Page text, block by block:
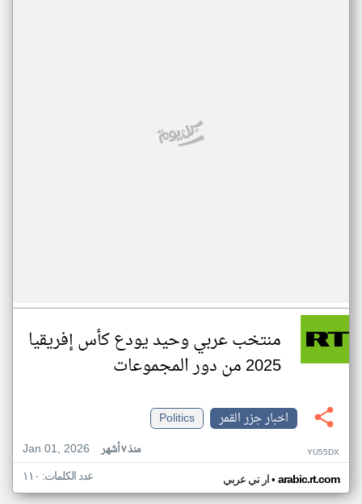
منتخب عربي وحيد يودع كأس إفريقيا
2025 من دور المجموعات
اخبار جزر القمر
Politics
Jan 01, 2026
منذ ٧ أشهر YU55DX
ار تي عربي• arabic.rt.com عدد الكلمات: ١١٠